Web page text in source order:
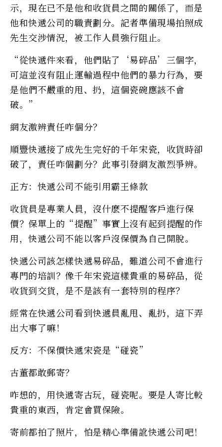
示，現在已不是他和收貨員之間的關係了，而是
他和快遞公司的職責劃分。記者準備現場拍照成
先生交涉情況，被工作人員強行阻止。
“從快遞件來看，他們貼了‘易碎品’三個字，
可這並沒有阻止運輸過程中他們的暴力行為，要
是他們不嚴重的甩、扔，這個瓷碗應該不會
破。”
網友激辨責任咋個分？
順豐快遞接了成先生完好的千年宋瓷，收貨時卻
破了，責任咋個劃分？此事引發網友激烈爭辨。
正方：快遞公司不能引用霸王條款
收貨員是專業人員，沒什麽不提醒客戶進行保
價？保單上的“提醒”事實上沒有起到提醒的作
用，快遞公司不能以客戶沒保價為自己開脫。
快遞公司該怎樣快遞易碎品，難道公司不會進行
專門的培訓？像千年宋瓷這樣貴重的易碎品，從
收貨到交貨，是不是該有一套特別的程序？
經常在快遞公司看到快遞員亂甩、亂扔，這下弄
出大事了嘛！
反方：不保價快遞宋瓷是“碰瓷”
古董都敢郵寄？
咋想的，用快遞寄古玩，碰瓷呢。要是人寄比較
貴重的東西，肯定會買保險。
寄前都拍了照片，怕是精心準備訛快遞公司吧！